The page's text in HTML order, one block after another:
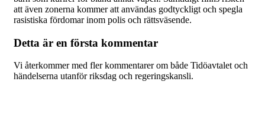
att även zonerna kommer att användas godtyckligt och spegla
rasistiska fördomar inom polis och rättsväsende.
Detta är en första kommentar
Vi återkommer med fler kommentarer om både Tidöavtalet och
händelserna utanför riksdag och regeringskansli.